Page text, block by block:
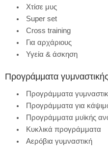
Χτίσε μυς
Super set
Cross training
Για αρχάριους
Υγεία & άσκηση
Προγράμματα γυμναστικής
Προγράμματα
Προγράμματα για
Προγράμματα μυϊκής
Κυκλικά προγράμματα
Αερόβια γυμναστική